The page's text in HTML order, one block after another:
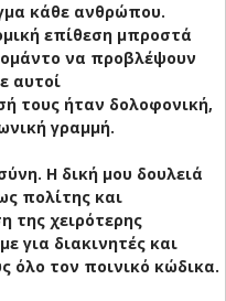
κάθε ανθρώπου.
επίθεση μπροστά
να προβλέψουν
αυτοί
τους ήταν δολοφονική,
γραμμή.
Η δική μου δουλειά
πολίτης και
της χειρότερης
για διακινητές και
όλο τον ποινικό κώδικα.